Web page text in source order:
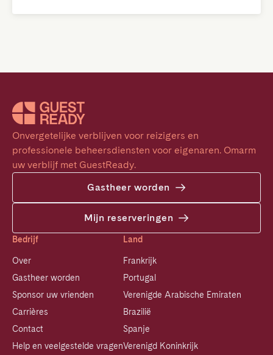
Onvergetelijke verblijven voor reizigers en
professionele beheersdiensten voor eigenaren. Omarm
uw verblijf met GuestReady.
Gastheer worden
Mijn reserveringen
Bedrijf
Over
Gastheer worden
Sponsor uw vrienden
Carrières
Contact
Help en veelgestelde vragen
Land
Frankrijk
Portugal
Verenigde Arabische Emiraten
Brazilië
Spanje
Verenigd Koninkrijk